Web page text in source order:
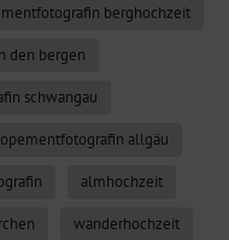
berghochzeit
den bergen
schwangau
allgäu
almhochzeit
wanderhochzeit